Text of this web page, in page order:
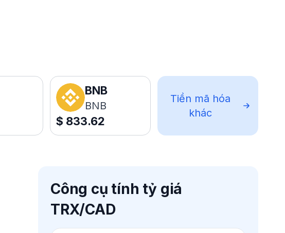
BNB
BNB
$ 833.62
Tiền mã hóa
khác
Công cụ tính tỷ giá
TRX/CAD